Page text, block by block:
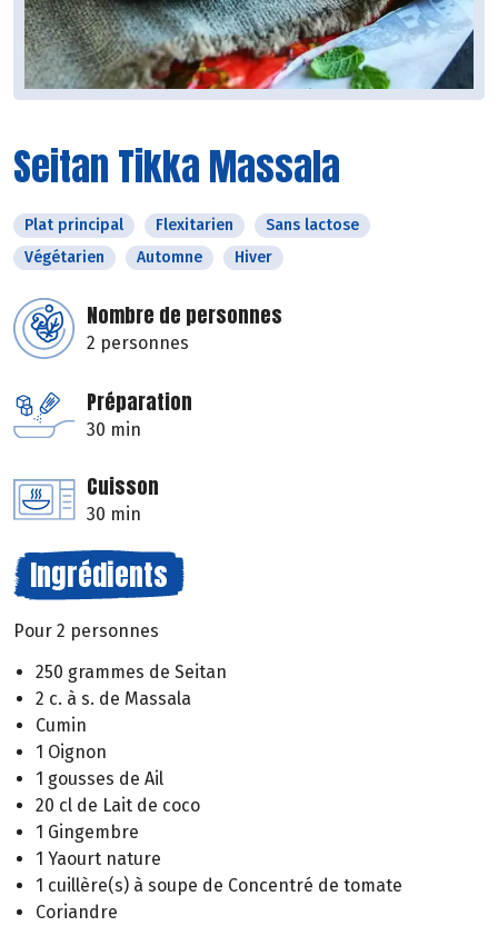
Seitan Tikka Massala
Plat principal Flexitarien
Sans lactose
Végétarien
Automne Hiver
Nombre de personnes
2 personnes
Préparation
30 min
Cuisson
30 min
Ingrédients
Pour 2 personnes
250 grammes de Seitan
2 c. à s. de Massala
Cumin
1 Oignon
1 gousses de Ail
20 cl de Lait de coco
1 Gingembre
1 Yaourt nature
1 cuillère(s) à soupe de Concentré de tomate
Coriandre